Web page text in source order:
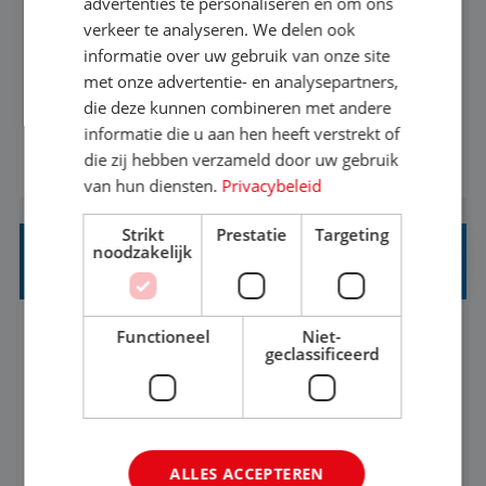
Met jouw ervaring in de reisbranche of
achtergrond in toerisme ben je klaar voor de
volgende stap. Vanaf je stoel reis je de hele
wereld over en speel je moeiteloos in op de
wensen van je team, je klant en wat er in de
reiswereld gebeurt. Met je enthousiasme weet je
klanten te overtuigen om die droomreis te
boeken! ...
BEKIJK VACATURE
REISADVISEUR JUNIOR
Bunschoten-Spakenburg, Utrecht, Nederland
MBO
achtergrond in toerisme ben je klaar voor de
verkeer te analyseren. We delen ook
informatie over uw gebruik van onze site
met onze advertentie- en analysepartners,
die deze kunnen combineren met andere
informatie die u aan hen heeft verstrekt of
die zij hebben verzameld door uw gebruik
van hun diensten. Privacybeleid
Strikt
noodzakelijk
Prestatie Targeting
Functioneel
Niet-
geclassificeerd
ALLES ACCEPTEREN